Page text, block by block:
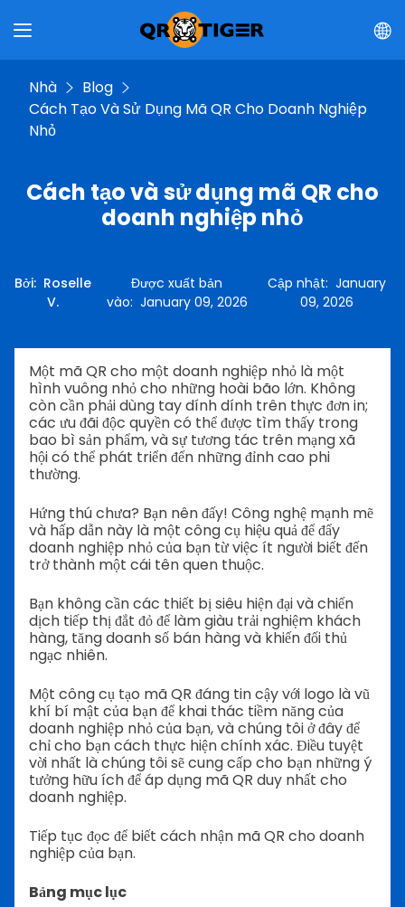
Nhà
Blog
Cách Tạo Và Sử Dụng Mã QR Cho Doanh Nghiệp
Nhỏ
Cách tạo và sử dụng mã QR cho
doanh nghiệp nhỏ
Bởi: Roselle
V.
Được xuất bản
vào: January 09, 2026
Cập nhật: January
09, 2026
Một mã QR cho một doanh nghiệp nhỏ là một
hình vuông nhỏ cho những hoài bão lớn. Không
còn cần phải dùng tay dính dính trên thực đơn in;
các ưu đãi độc quyền có thể được tìm thấy trong
bao bì sản phẩm, và sự tương tác trên mạng xã
hội có thể phát triển đến những đỉnh cao phi
thường.
Hứng thú chưa? Bạn nên đấy! Công nghệ mạnh mẽ
và hấp dẫn này là một công cụ hiệu quả để đẩy
doanh nghiệp nhỏ của bạn từ việc ít người biết đến
trở thành một cái tên quen thuộc.
Bạn không cần các thiết bị siêu hiện đại và chiến
dịch tiếp thị đắt đỏ để làm giàu trải nghiệm khách
hàng, tăng doanh số bán hàng và khiến đối thủ
ngạc nhiên.
Một công cụ tạo mã QR đáng tin cậy với logo là vũ
khí bí mật của bạn để khai thác tiềm năng của
doanh nghiệp nhỏ của bạn, và chúng tôi ở đây để
chỉ cho bạn cách thực hiện chính xác. Điều tuyệt
vời nhất là chúng tôi sẽ cung cấp cho bạn những ý
tưởng hữu ích để áp dụng mã QR duy nhất cho
doanh nghiệp.
Tiếp tục đọc để biết cách nhận mã QR cho doanh
nghiệp của bạn.
Bảng mục lục